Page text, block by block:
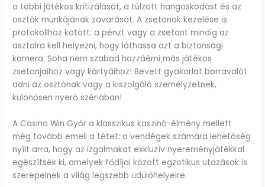
a többi játékos kritizálását, a túlzott hangoskodást és az
osztók munkájának zavarását. A zsetonok kezelése is
protokollhoz kötött: a pénzt vagy a zsetont mindig az
asztalra kell helyezni, hogy láthassa azt a biztonsági
kamera. Soha nem szabad hozzáérni más játékos
zsetonjaihoz vagy kártyáihoz! Bevett gyakorlat borravalót
adni az osztónak vagy a kiszolgáló személyzetnek,
különösen nyerő szériában!
A Casino Win Győr a klasszikus kaszinó-élmény mellett
még tovább emeli a tétet: a vendégek számára lehetőség
nyílt arra, hogy az izgalmakat exkluzív nyereményjátékkal
egészítsék ki, amelyek fődíjai között egzotikus utazások is
szerepelnek a világ legszebb üdülőhelyeire.